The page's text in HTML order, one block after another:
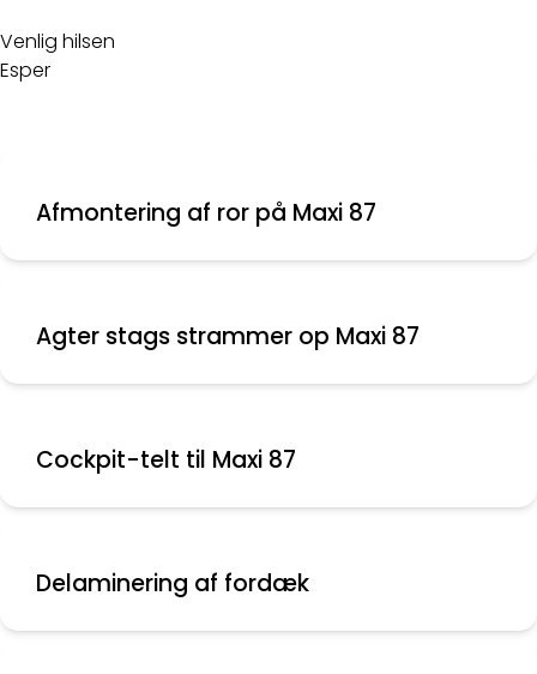
Venlig hilsen
Esper
Afmontering af ror på Maxi 87
Agter stags strammer op Maxi 87
Cockpit-telt til Maxi 87
Delaminering af fordæk